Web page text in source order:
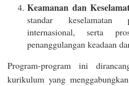
Keamanan dan
standar keselamatan
internasional, serta
penanggulangan keadaan
Program-program ini
kurikulum yang